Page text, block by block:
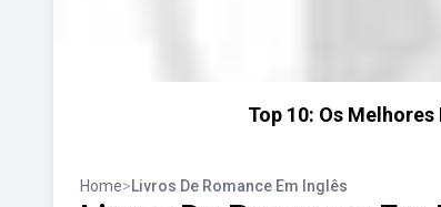
Top 10: Os
Home>Livros De Romance Em Inglês